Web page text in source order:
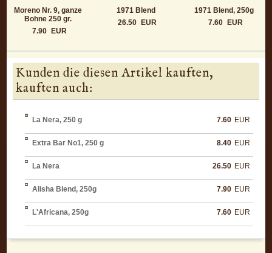
Moreno Nr. 9, ganze
Bohne 250 gr.
7.90
EUR
1971 Blend
26.50
EUR
1971 Blend, 250g
7.60
EUR
Kunden die diesen Artikel kauften,
kauften auch:
La Nera, 250 g 7.60 EUR
Extra Bar No1, 250 g 8.40 EUR
La Nera 26.50 EUR
Alisha Blend, 250g 7.90 EUR
L'Africana, 250g 7.60 EUR